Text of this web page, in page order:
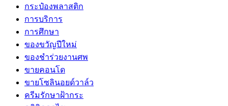
กระป๋องพลาสติก
การบริการ
การศึกษา
ของขวัญปีใหม่
ของชำร่วยงานศพ
ขายคอนโด
ขายโซลินอยด์วาล์ว
ครีมรักษาฝ้ากระ